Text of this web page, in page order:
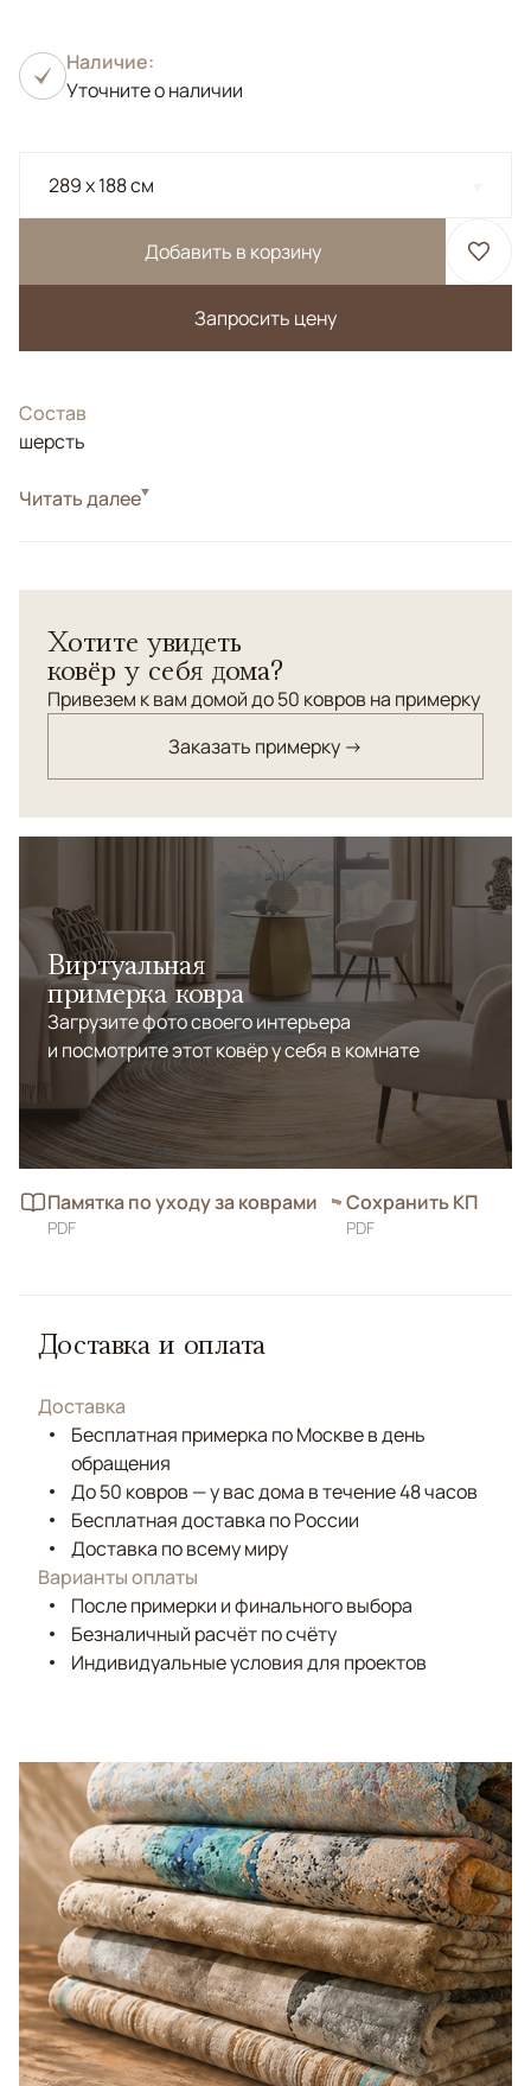
Наличие:
Уточните о наличии
289 x 188 см
Добавить в корзину
Запросить цену
Состав
шерсть
ЦветаЖелтый, Бежевый
Индийский ковер.<br> Шерсть высшей категории.<br>
Читать далее
Хотите увидеть
ковёр у себя дома?
Привезем к вам домой до 50 ковров на примерку
Заказать примерку →
Виртуальная
примерка ковра
Загрузите фото своего интерьера
и посмотрите этот ковёр у себя в комнате
Памятка по уходу за коврами
PDF
Сохранить КП
PDF
Доставка и оплата
Доставка
Бесплатная примерка по Москве в день
обращения
До 50 ковров — у вас дома в течение 48 часов
Бесплатная доставка по России
Доставка по всему миру
Варианты оплаты
После примерки и финального выбора
Безналичный расчёт по счёту
Индивидуальные условия для проектов